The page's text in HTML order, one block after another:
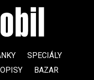
SPECIÁLY
BAZAR